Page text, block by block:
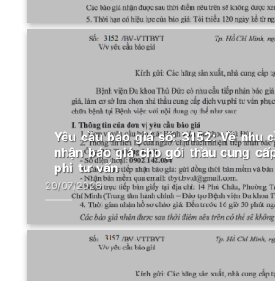
Yêu cầu báo giá số: 3152: Về nhu
nhận báo giá cho gói thầu cung
phi tư vấn
29/07/2026